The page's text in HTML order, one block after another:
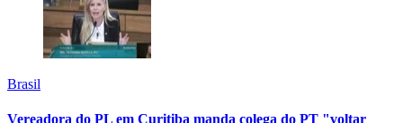
Brasil
Vereadora do PL em Curitiba manda colega do PT "voltar